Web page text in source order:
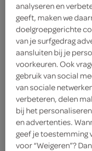
ingrediënten
balsamicoazijn
1 handje rucola
200 gram zachte
2 eetlepels oregano
1 teentje knoflook
analyseren en
geeft, maken we
doelgroepgerichte
van je surfgedrag
aansluiten bij je
voorkeuren. Ook
gebruik van social
van sociale
verbeteren, delen
bij het
en advertenties.
geef je toestemming
voor “Weigeren”?